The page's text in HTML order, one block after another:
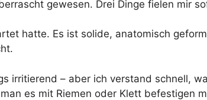
gewesen. Drei Dinge fielen mir
hatte. Es ist solide, anatomisch
irritierend – aber ich verstand schnell,
es mit Riemen oder Klett befestigen